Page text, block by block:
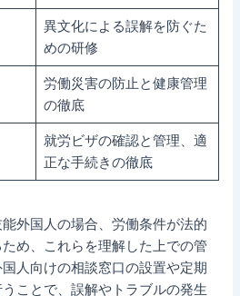
異文化による誤解を防ぐた
めの研修
労働災害の防止と健康管理
の徹底
就労ビザの確認と管理、適
正な手続きの徹底
外国人の場合、労働条件が法的
め、これらを理解した上での管
人向けの相談窓口の設置や定期
ことで、誤解やトラブルの発生